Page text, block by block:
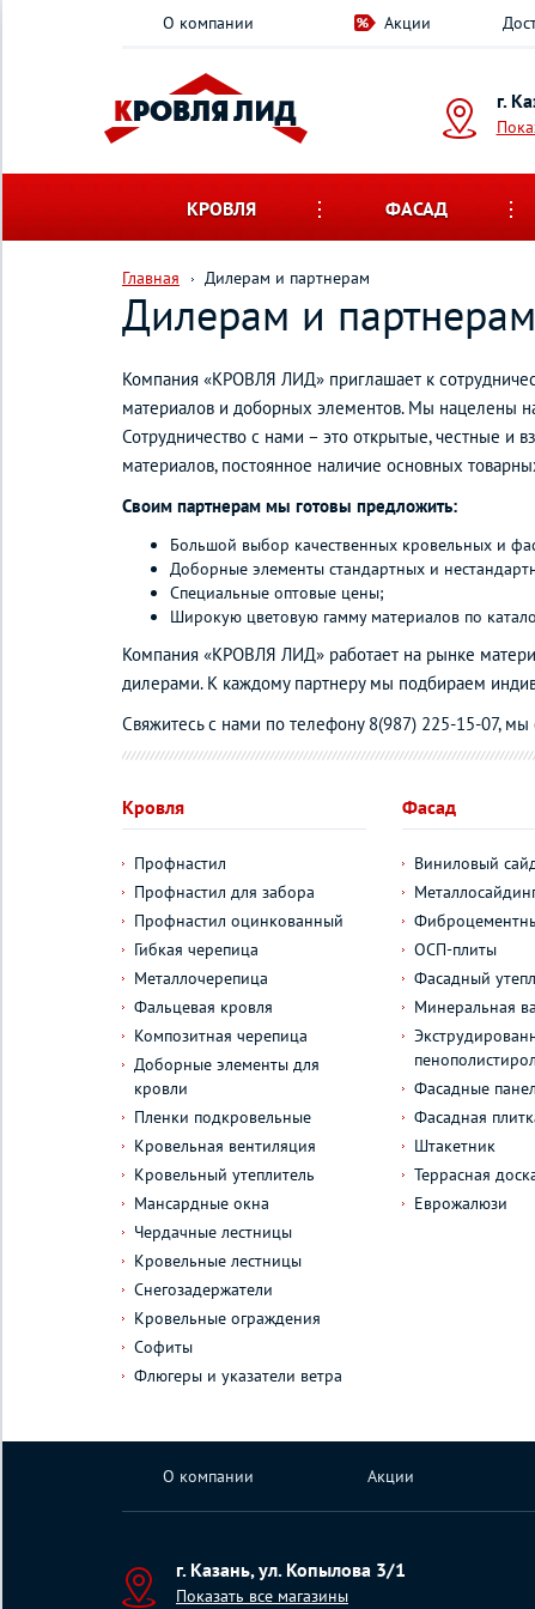
О компании Акции
г.
КРОВЛЯ ФАСАД
Главная Дилерам и партнерам
Дилерам и партнерам
Компания «КРОВЛЯ ЛИД» приглашает к
материалов и доборных элементов. Мы нацелены
Сотрудничество с нами – это открытые, честные и
материалов, постоянное наличие основных
Своим партнерам мы готовы предложить:
Большой выбор качественных кровельных и
Доборные элементы стандартных и
Специальные оптовые цены;
Широкую цветовую гамму материалов по
Компания «КРОВЛЯ ЛИД» работает на рынке
дилерами. К каждому партнеру мы подбираем
Свяжитесь с нами по телефону 8(987) 225-15-07,
Кровля
Профнастил
Профнастил для забора
Профнастил оцинкованный
Гибкая черепица
Металлочерепица
Фальцевая кровля
Композитная черепица
Доборные элементы для
кровли
Пленки подкровельные
Кровельная вентиляция
Кровельный утеплитель
Мансардные окна
Чердачные лестницы
Кровельные лестницы
Снегозадержатели
Кровельные ограждения
Софиты
Флюгеры и указатели ветра
Фасад
Виниловый
ОСП-плиты
Фасадный
Минеральная
пенополистирол
Фасадные
Фасадная
Штакетник
Террасная
Еврожалюзи
О компании Акции
г. Казань, ул. Копылова 3/1
Показать все магазины